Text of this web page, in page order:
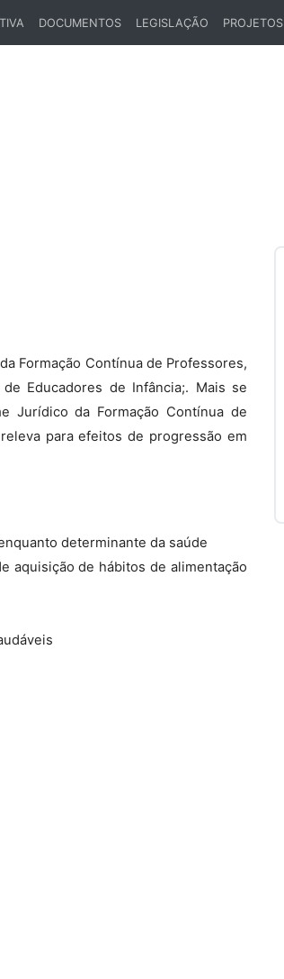
DOCUMENTOS LEGISLAÇÃO PROJETOS
Formação Contínua de Professores,
Educadores de Infância;. Mais se
Jurídico da Formação Contínua de
para efeitos de progressão em
determinante da saúde
aquisição de hábitos de alimentação